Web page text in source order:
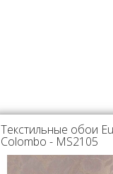
Текстильные обои
Colombo - MS2105